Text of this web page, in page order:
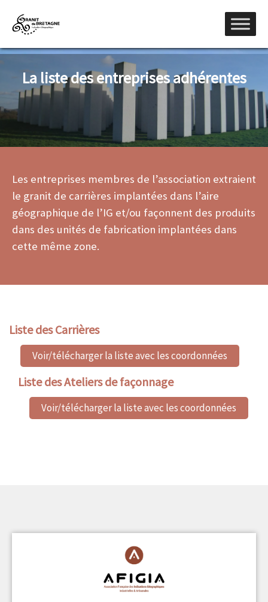
La liste des entreprises adhérentes
Les entreprises membres de l’association extraient
le granit de carrières implantées dans l’aire
géographique de l’IG et/ou façonnent des produits
dans des unités de fabrication implantées dans
cette même zone.
Liste des Carrières
Voir/télécharger la liste avec les coordonnées
Liste des Ateliers de façonnage
Voir/télécharger la liste avec les coordonnées